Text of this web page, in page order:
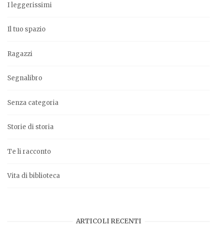
I leggerissimi
Il tuo spazio
Ragazzi
Segnalibro
Senza categoria
Storie di storia
Te li racconto
Vita di biblioteca
ARTICOLI RECENTI